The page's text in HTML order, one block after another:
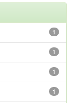
1
1
1
1